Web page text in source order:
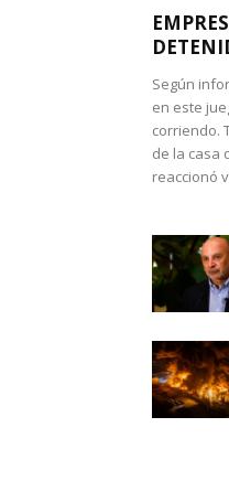
Según
en este
corriendo.
de la casa
reaccionó